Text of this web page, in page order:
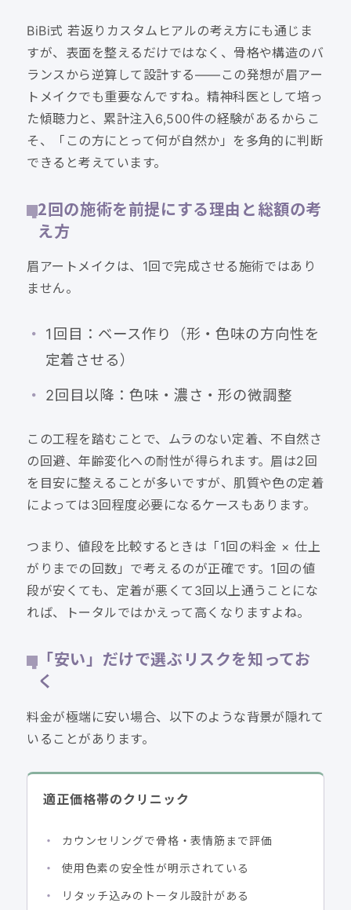
BiBi式 若返りカスタムヒアルの考え方にも通じま
すが、表面を整えるだけではなく、骨格や構造のバ
ランスから逆算して設計する——この発想が眉アー
トメイクでも重要なんですね。精神科医として培っ
た傾聴力と、累計注入6,500件の経験があるからこ
そ、「この方にとって何が自然か」を多角的に判断
できると考えています。
2回の施術を前提にする理由と総額の考
え方
眉アートメイクは、1回で完成させる施術ではあり
ません。
1回目：ベース作り（形・色味の方向性を
定着させる）
2回目以降：色味・濃さ・形の微調整
この工程を踏むことで、ムラのない定着、不自然さ
の回避、年齢変化への耐性が得られます。眉は2回
を目安に整えることが多いですが、肌質や色の定着
によっては3回程度必要になるケースもあります。
つまり、値段を比較するときは「1回の料金 × 仕上
がりまでの回数」で考えるのが正確です。1回の値
段が安くても、定着が悪くて3回以上通うことにな
れば、トータルではかえって高くなりますよね。
「安い」だけで選ぶリスクを知ってお
く
料金が極端に安い場合、以下のような背景が隠れて
いることがあります。
適正価格帯のクリニック
カウンセリングで骨格・表情筋まで評価
使用色素の安全性が明示されている
リタッチ込みのトータル設計がある